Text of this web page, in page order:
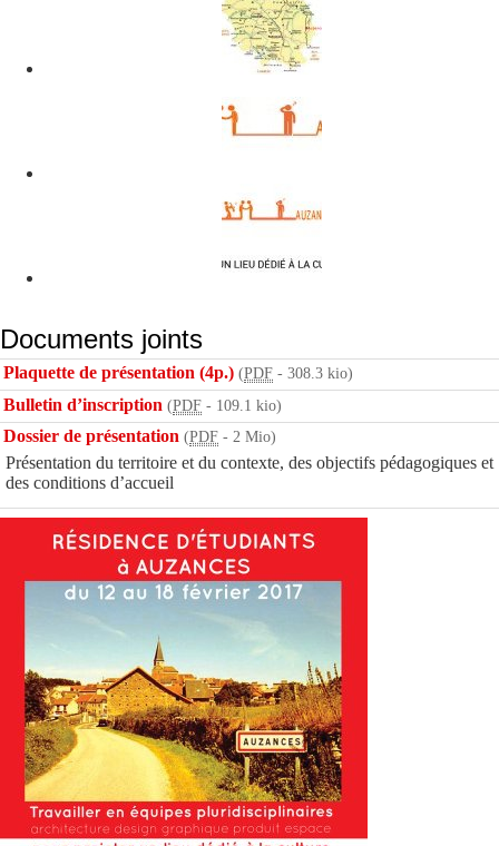
Documents joints
Plaquette de présentation (4p.) (PDF -308.3 kio)
Bulletin d’inscription (PDF - 109.1 kio)
Dossier de présentation (PDF - 2 Mio)
Présentation du territoire et du contexte, des objectifs pédagogiques et
des conditions d’accueil